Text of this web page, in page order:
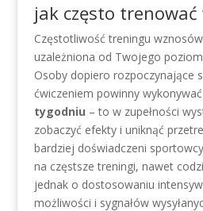
jak często trenować
Częstotliwość treningu
uzależniona od Twojego
Osoby dopiero rozpoczynające
ćwiczeniem powinny
tygodniu – to w zupełności
zobaczyć efekty i uniknąć
bardziej doświadczeni
na częstsze treningi, nawet
jednak o dostosowaniu
możliwości i sygnałów